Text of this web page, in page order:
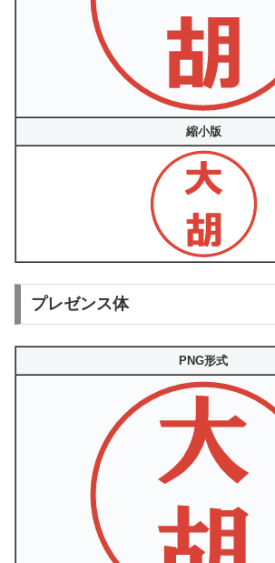
縮小版
プレゼンス体
PNG形式